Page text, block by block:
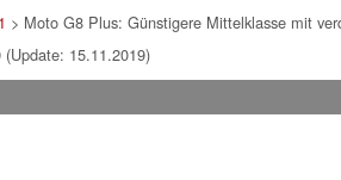
> Moto G8 Plus: Günstigere Mittelklasse mit
15.11.2019)